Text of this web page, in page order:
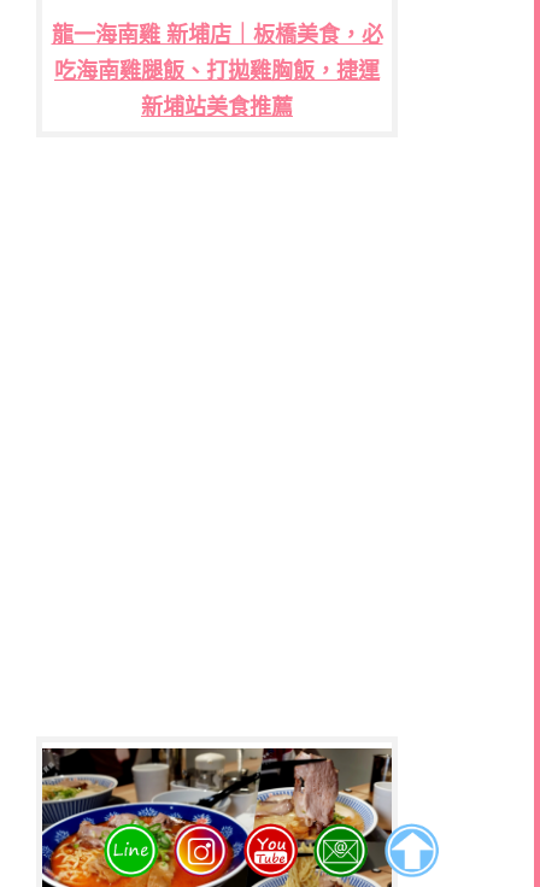
龍一海南雞 新埔店｜板橋美食，必
吃海南雞腿飯、打拋雞胸飯，捷運
新埔站美食推薦